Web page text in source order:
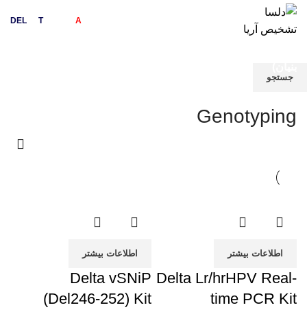
DEL Tashkhis A
Genotyping
اطلاعات بیشتر
Delta Lr/hrHPV Real-
time PCR Kit
اطلاعات بیشتر
Delta vSNiP
(Del246-252) Kit
جستجو